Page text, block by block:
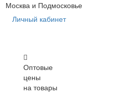
Москва и Подмосковье
Личный кабинет
Оптовые
цены
на товары